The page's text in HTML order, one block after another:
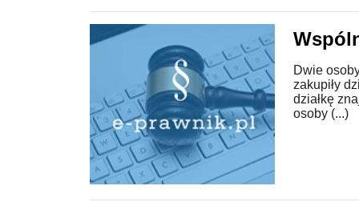
Dwie
zakupiły
działkę
osoby (...)